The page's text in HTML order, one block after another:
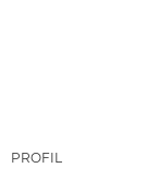
PROFIL